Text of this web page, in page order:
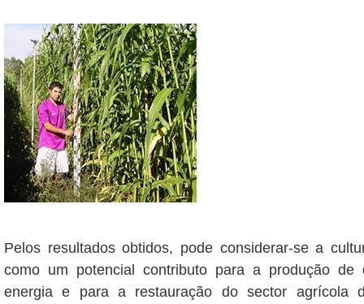
Pelos resultados obtidos, pode considerar-se a
como um potencial contributo para a produção de
energia e para a restauração do sector agrícola